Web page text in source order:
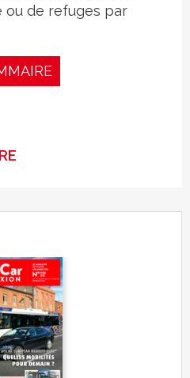
ou de refuges par